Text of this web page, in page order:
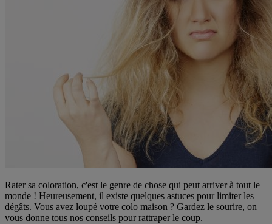
Rater sa coloration, c'est le genre de chose qui peut arriver à tout le
monde ! Heureusement, il existe quelques astuces pour limiter les
dégâts. Vous avez loupé votre colo maison ? Gardez le sourire, on
vous donne tous nos conseils pour rattraper le coup.